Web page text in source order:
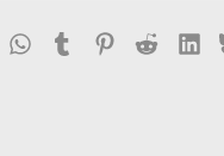
Bluesky
LinkedIn
Reddit
Pinterest
Tumblr